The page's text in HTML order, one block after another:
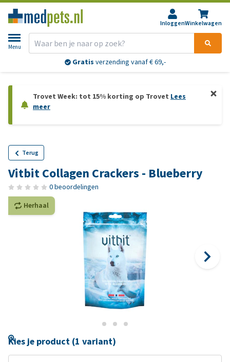
InloggenWinkelwagen
Menu
Gratis verzending vanaf € 69,-
Trovet Week: tot 15% korting op Trovet Lees
meer
Terug
Vitbit Collagen Crackers - Blueberry
0 beoordelingen
Herhaal
Kies je product (1 variant)